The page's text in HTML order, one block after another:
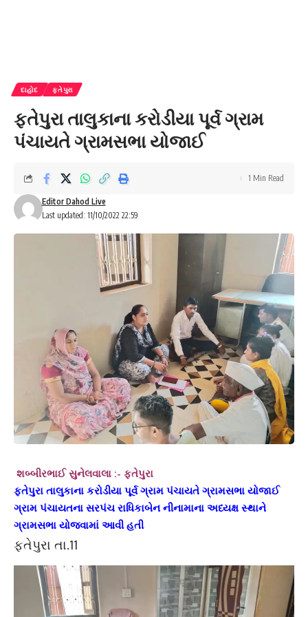
દાહોદ ફતેપુરા
ફતેપુરા તાલુકાના કરોડીયા પૂર્વ ગ્રામ
પંચાયતે ગ્રામસભા યોજાઈ
Last updated: 11/10/2022 22:59
Editor Dahod Live
1 Min Read
શબ્બીરભાઈ સુનેલવાલા :- ફતેપુરા
ફતેપુરા તાલુકાના કરોડીયા પૂર્વ ગ્રામ પંચાયતે ગ્રામસભા યોજાઈ
ગ્રામ પંચાયતના સરપંચ રાધિકાબેન નીનામાના અધ્યક્ષ સ્થાને
ગ્રામસભા યોજવામાં આવી હતી
ફતેપુરા તા.11